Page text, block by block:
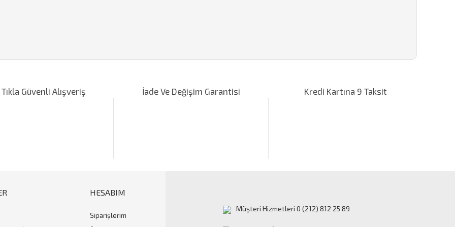
Gönder
Tıkla Güvenli Alışveriş İade Ve Değişim Garantisi Kredi Kartına 9 Taksit
HESABIM
Siparişlerim
Müşteri Hizmetleri 0 (212) 812 25 89